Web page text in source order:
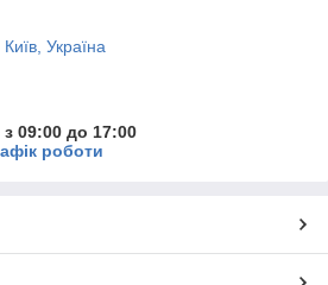
Україна
09:00 до 17:00
роботи